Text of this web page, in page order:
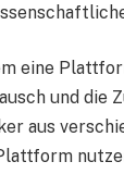
eine
und die
aus